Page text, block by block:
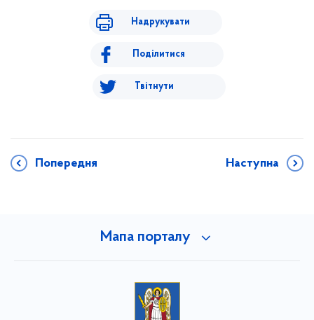
Надрукувати
Поділитися
Твітнути
Попередня Наступна
Мапа порталу